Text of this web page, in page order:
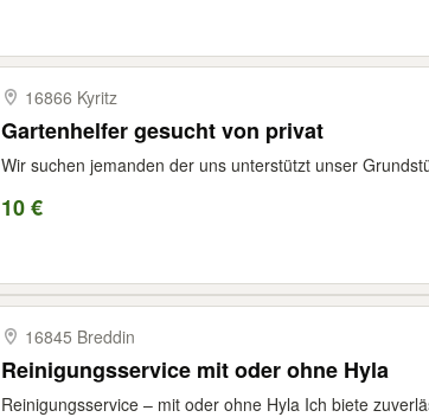
16866 Kyritz
Gartenhelfer gesucht von privat
Wir suchen jemanden der uns unterstützt unser
10 €
16845 Breddin
Reinigungsservice mit oder ohne Hyla
Reinigungsservice – mit oder ohne Hyla Ich biete